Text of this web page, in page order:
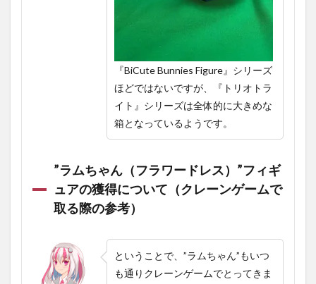
『BiCute Bunnies Figure』シリーズ
ほどではないですが、『トリオトラ
イト』シリーズは全体的に大きめな
箱となっているようです。
”ラムちゃん（フラワードレス）”フィギ
ュアの獲得について（クレーンゲームで
取る際の参考）
ということで、”ラムちゃん”もいつ
も通りクレーンゲームでとってきま